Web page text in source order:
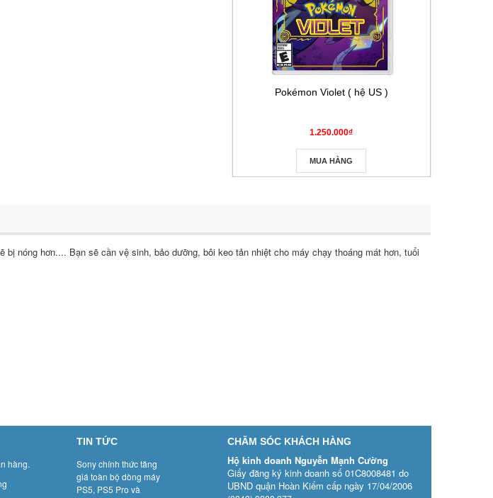
Pokémon Violet ( hệ US )
1.250.000₫
MUA HÀNG
nóng hơn.... Bạn sẽ cần vệ sinh, bảo dưỡng, bôi keo tản nhiệt cho máy chạy thoáng mát hơn, tuổi
hàng.
TIN TỨC
Sony chính thức tăng
giá toàn bộ dòng máy
PS5, PS5 Pro và
CHĂM SÓC KHÁCH HÀNG
Hộ kinh doanh Nguyễn Mạnh Cường
Giấy đăng ký kinh doanh số 01C8008481 do
UBND quận Hoàn Kiếm cấp ngày 17/04/2006